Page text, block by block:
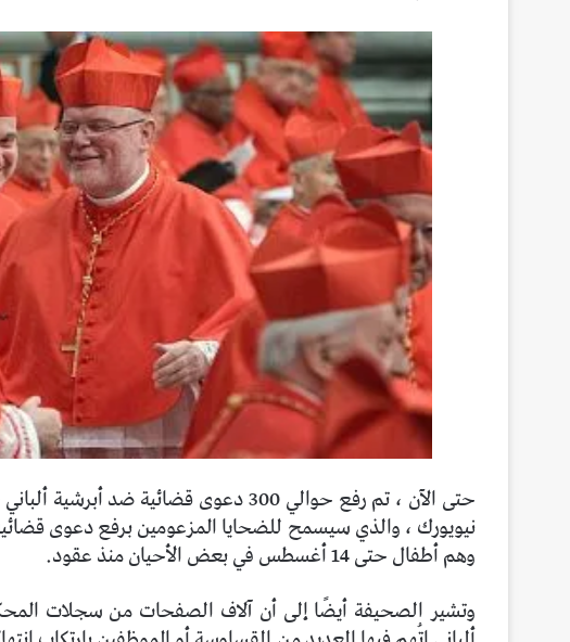
نيويورك ، والذي سيسمح للضحايا المزعومين برفع دعوى
وهم أطفال حتى 14 أغسطس في بعض الأحيان منذ عقود.
وتشير الصحيفة أيضًا إلى أن آلاف الصفحات من سجلات